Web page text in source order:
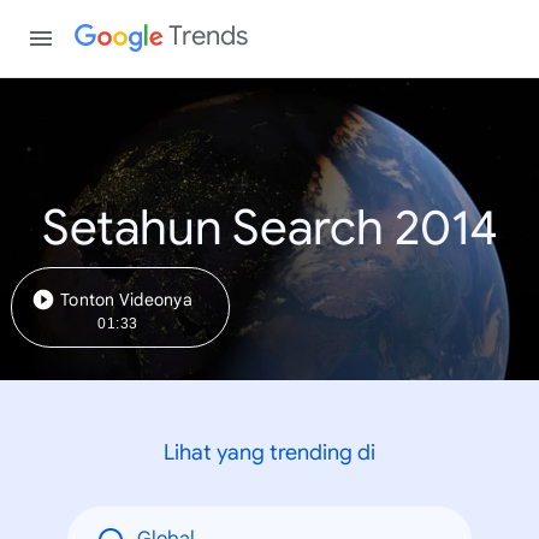
Trends
Setahun Search 2014
Tonton Videonya
01:33
Lihat yang trending di